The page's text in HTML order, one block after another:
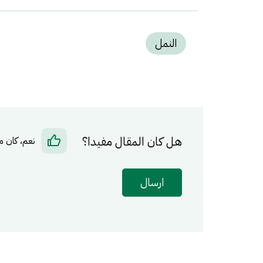
النمل
هل كان المقال مفيدا؟ نعم، كان
ارسال